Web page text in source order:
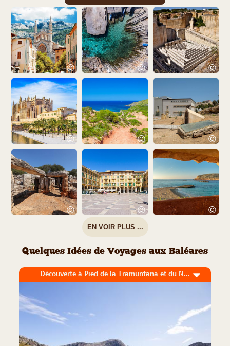
© © ©
© © ©
© © ©
EN VOIR PLUS ...
Quelques Idées de Voyages aux Baléares
Découverte à Pied de la Tramuntana et du Nord de l'Ile